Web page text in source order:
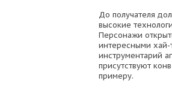
До получателя
высокие
Персонажи
интересными
инструментарий
присутствуют
примеру.